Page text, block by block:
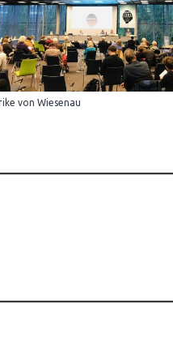
von Wiesenau